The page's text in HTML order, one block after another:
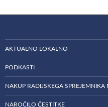
AKTUALNO LOKALNO
PODKASTI
NAKUP RADIJSKEGA SPREJEMNIKA
NAROČILO ČESTITKE